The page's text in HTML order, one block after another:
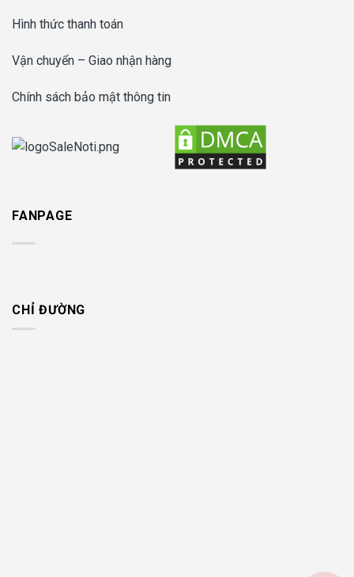
Hình thức thanh toán
Vận chuyển – Giao nhận hàng
Chính sách bảo mật thông tin
FANPAGE
CHỈ ĐƯỜNG